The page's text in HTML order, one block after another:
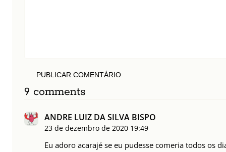
PUBLICAR COMENTÁRIO
9 comments
ANDRE LUIZ DA SILVA BISPO
23 de dezembro de 2020 19:49
Eu adoro acarajé se eu pudesse comeria todos os